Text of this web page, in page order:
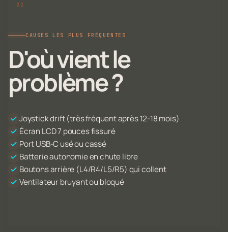
CAUSES LES PLUS FRÉQUENTES
D'où vient le
problème ?
Joystick drift (très fréquent après 12-18 mois)
Écran LCD 7 pouces fissuré
Port USB-C usé ou cassé
Batterie autonomie en chute libre
Boutons arrière (L4/R4/L5/R5) qui collent
Ventilateur bruyant ou bloqué